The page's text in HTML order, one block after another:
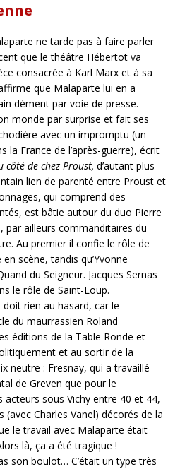
ne tarde pas à faire parler
que le théâtre Hébertot va
consacrée à Karl Marx et à sa
que Malaparte lui en a
dément par voie de presse.
monde par surprise et fait ses
avec un impromptu (un
la France de l’après-guerre), écrit
côté de chez Proust, d’autant plus
lien de parenté entre Proust et
qui comprend des
est bâtie autour du duo Pierre
par ailleurs commanditaires du
Au premier il confie le rôle de
scène, tandis qu’Yvonne
du Seigneur. Jacques Sernas
le rôle de Saint-Loup.
rien au hasard, car le
du maurrassien Roland
éditions de la Table Ronde et
et au sortir de la
neutre : Fresnay, qui a travaillé
de Greven que pour le
sous Vichy entre 40 et 44,
Charles Vanel) décorés de la
le travail avec Malaparte était
là, ça a été tragique !
son boulot… C’était un type très